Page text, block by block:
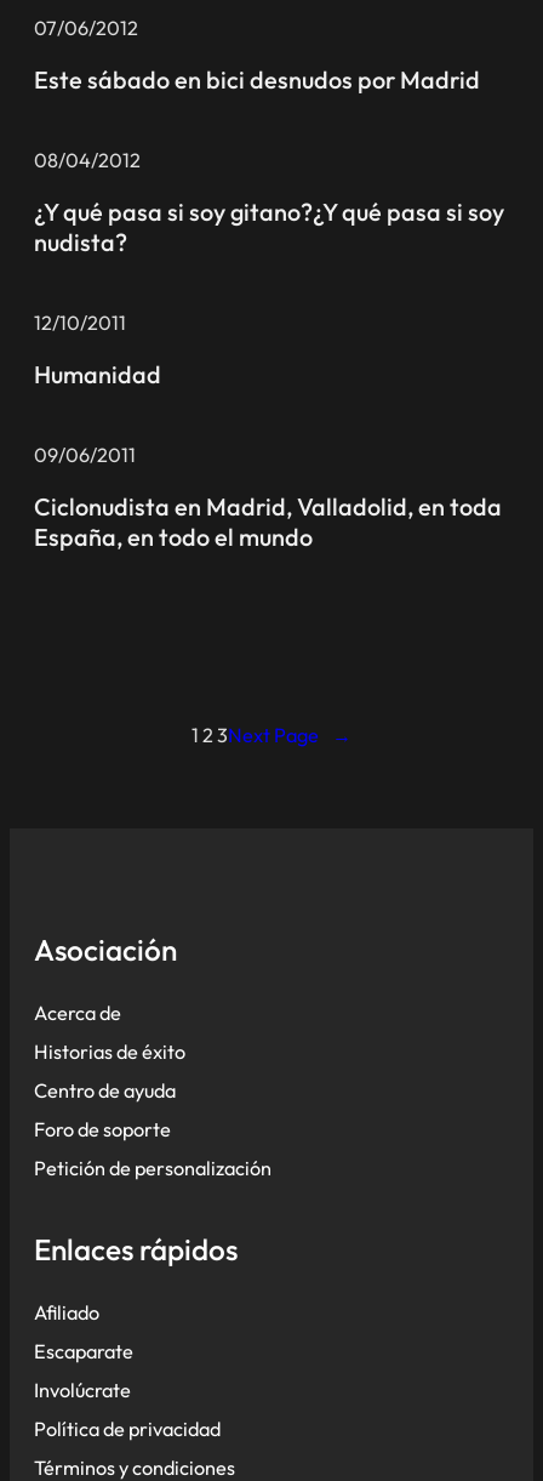
07/06/2012
Este sábado en bici desnudos por Madrid
08/04/2012
¿Y qué pasa si soy gitano?¿Y qué pasa si soy
nudista?
12/10/2011
Humanidad
09/06/2011
Ciclonudista en Madrid, Valladolid, en toda
España, en todo el mundo
1 2 3Next Page →
Asociación
Acerca de
Historias de éxito
Centro de ayuda
Foro de soporte
Petición de personalización
Enlaces rápidos
Afiliado
Escaparate
Involúcrate
Política de privacidad
Términos y condiciones